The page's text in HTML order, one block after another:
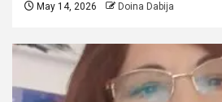
May 14, 2026 Doina Dabija